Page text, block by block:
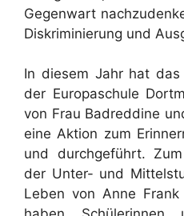
Gegenwart
Diskriminierung und
In diesem Jahr hat das
der Europaschule
von Frau Badreddine
eine Aktion zum
und durchgeführt.
der Unter- und
Leben von Anne